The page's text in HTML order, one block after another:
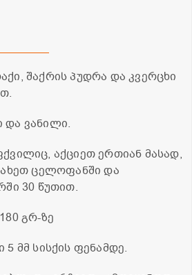
შაქრის პუდრა და კვერცხი
ვანილი.
აქციეთ ერთიან მასად,
ცელოფანში და
30 წუთით.
გრ-ზე
მმ სისქის ფენამდე.